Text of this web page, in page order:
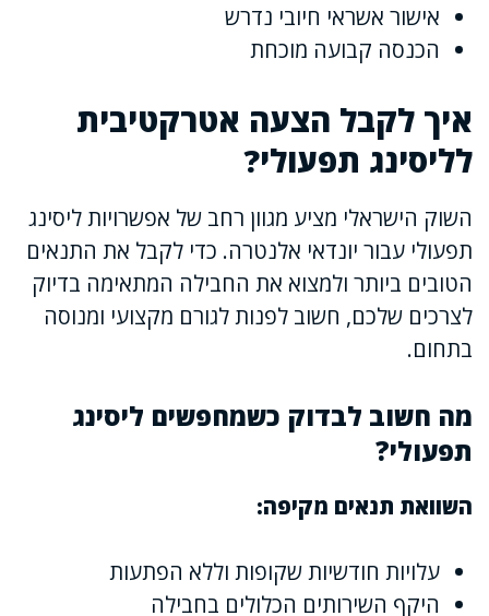
אישור אשראי חיובי נדרש
הכנסה קבועה מוכחת
איך לקבל הצעה אטרקטיבית
לליסינג תפעולי?
השוק הישראלי מציע מגוון רחב של אפשרויות ליסינג
תפעולי עבור יונדאי אלנטרה. כדי לקבל את התנאים
הטובים ביותר ולמצוא את החבילה המתאימה בדיוק
לצרכים שלכם, חשוב לפנות לגורם מקצועי ומנוסה
בתחום.
מה חשוב לבדוק כשמחפשים ליסינג
תפעולי?
השוואת תנאים מקיפה:
עלויות חודשיות שקופות וללא הפתעות
היקף השירותים הכלולים בחבילה